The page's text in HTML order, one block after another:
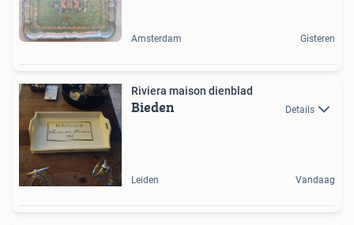
Amsterdam Gisteren
Riviera maison dienblad
Bieden Details
Leiden Vandaag